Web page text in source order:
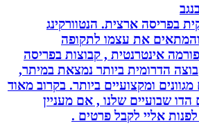
ארצית. הנטוורקינג
את עצמו לתקופה
אינטרנטית , קבוצות בפריסה
הדרומית ביותר נמצאת במיתר,
ומקצועיים ביותר. בקרוב מאוד
שלנו , אם מעניין
אליי לקבל פרטים .